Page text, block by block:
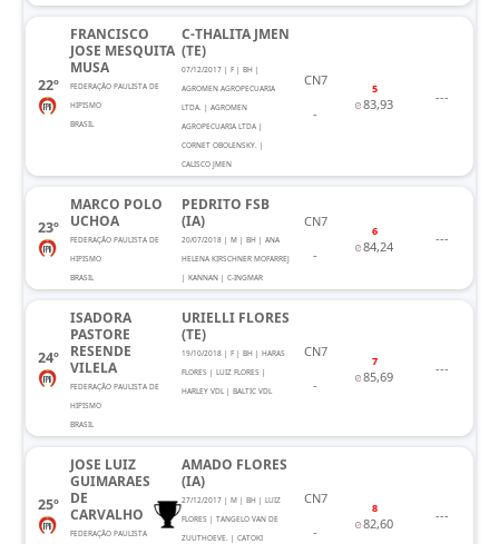
22º
FRANCISCO
JOSE MESQUITA
MUSA
FEDERAÇÃO PAULISTA DE
HIPISMO
BRASIL
C-THALITA JMEN
(TE)
07/12/2017 | F | BH |
AGROMEN AGROPECUARIA
LTDA. | AGROMEN
AGROPECUARIA LTDA |
CORNET OBOLENSKY. |
CALISCO JMEN
CN7
-
5
83,93 ---
23º
MARCO POLO
UCHOA
FEDERAÇÃO PAULISTA DE
HIPISMO
BRASIL
PEDRITO FSB
(IA)
20/07/2018 | M | BH | ANA
HELENA KIRSCHNER MOFARREJ
| KANNAN | C-INGMAR
CN7
-
6
84,24
---
24º
ISADORA
PASTORE
RESENDE
VILELA
FEDERAÇÃO PAULISTA DE
HIPISMO
BRASIL
URIELLI FLORES
(TE)
19/10/2018 | F | BH | HARAS
FLORES | LUIZ FLORES |
HARLEY VDL | BALTIC VDL
CN7
-
7
85,69
---
25º
JOSE LUIZ
GUIMARAES
DE
CARVALHO
FEDERAÇÃO PAULISTA
AMADO FLORES
(IA)
27/12/2017 | M | BH | LUIZ
FLORES | TANGELO VAN DE
ZUUTHOEVE. | CATOKI
CN7
-
8
82,60
---